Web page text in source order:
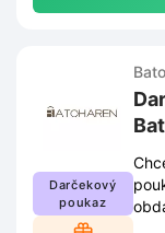
Darčekový
poukaz